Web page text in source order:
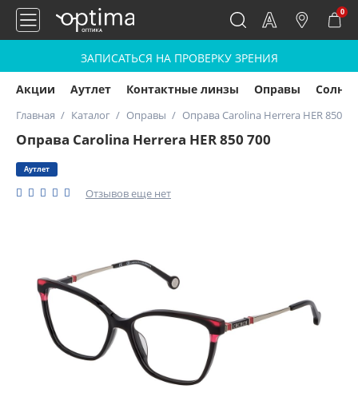
0
ЗАПИСАТЬСЯ НА ПРОВЕРКУ ЗРЕНИЯ
Акции Аутлет Контактные линзы Оправы
Главная Каталог Оправы Оправа Carolina Herrera HER 850
Оправа Carolina Herrera HER 850 700
Аутлет
Отзывов еще нет